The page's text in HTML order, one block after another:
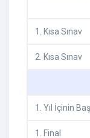
1 . Kısa Sınav
2. Kısa Sınav
1 . Yıl İçinin
1 . Final